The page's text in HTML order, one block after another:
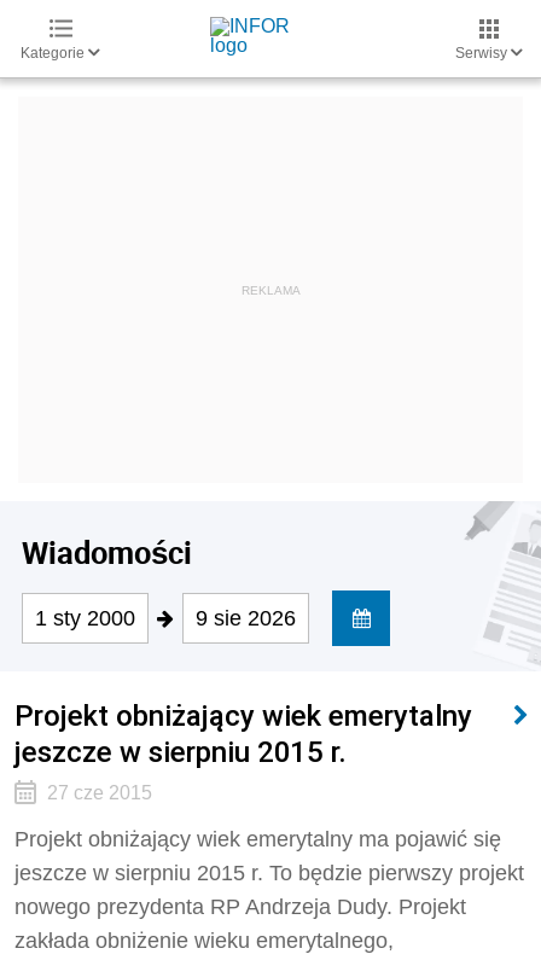
Kategorie Serwisy
Wiadomości
1 sty 2000 9 sie 2026
Projekt obniżający wiek emerytalny
jeszcze w sierpniu 2015 r.
27 cze 2015
Projekt obniżający wiek emerytalny ma pojawić się
jeszcze w sierpniu 2015 r. To będzie pierwszy projekt
nowego prezydenta RP Andrzeja Dudy. Projekt
zakłada obniżenie wieku emerytalnego,